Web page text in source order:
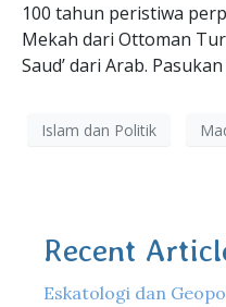
100 tahun peristiwa
Mekah dari Ottoman
Saud’ dari Arab.
Islam dan Politik
Recent
Eskatologi dan